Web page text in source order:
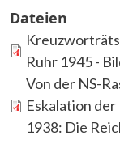
Dateien
Ruhr 1945 -
Von der NS-
Eskalation
1938: Die